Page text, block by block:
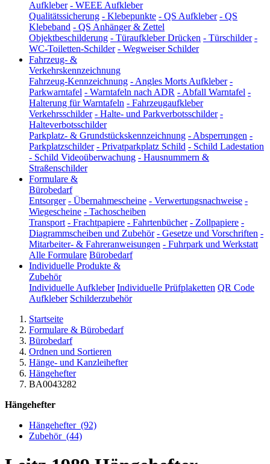
Aufkleber - WEEE Aufkleber
Qualitätssicherung - Klebepunkte - QS Aufkleber - QS
Klebeband - QS Anhänger & Zettel
Objektbeschilderung - Türaufkleber Drücken - Türschilder -
WC-Toiletten-Schilder - Wegweiser Schilder
Fahrzeug- &
Verkehrskennzeichnung
Fahrzeug-Kennzeichnung - Angles Morts Aufkleber -
Parkwarntafel - Warntafeln nach ADR - Abfall Warntafel -
Halterung für Warntafeln - Fahrzeugaufkleber
Verkehrsschilder - Halte- und Parkverbotsschilder -
Halteverbotsschilder
Parkplatz- & Grundstückskennzeichnung - Absperrungen -
Parkplatzschilder - Privatparkplatz Schild - Schild Ladestation
- Schild Videoüberwachung - Hausnummern &
Straßenschilder
Formulare &
Bürobedarf
Entsorger - Übernahmescheine - Verwertungsnachweise -
Wiegescheine - Tachoscheiben
Transport - Frachtpapiere - Fahrtenbücher - Zollpapiere -
Diagrammscheiben und Zubehör - Gesetze und Vorschriften -
Mitarbeiter- & Fahreranweisungen - Fuhrpark und Werkstatt
Alle Formulare Bürobedarf
Individuelle Produkte &
Zubehör
Individuelle Aufkleber Individuelle Prüfplaketten QR Code
Aufkleber Schilderzubehör
Startseite
Formulare & Bürobedarf
Bürobedarf
Ordnen und Sortieren
Hänge- und Kanzleihefter
Hängehefter
BA0043282
Hängehefter
Hängehefter (92)
Zubehör (44)